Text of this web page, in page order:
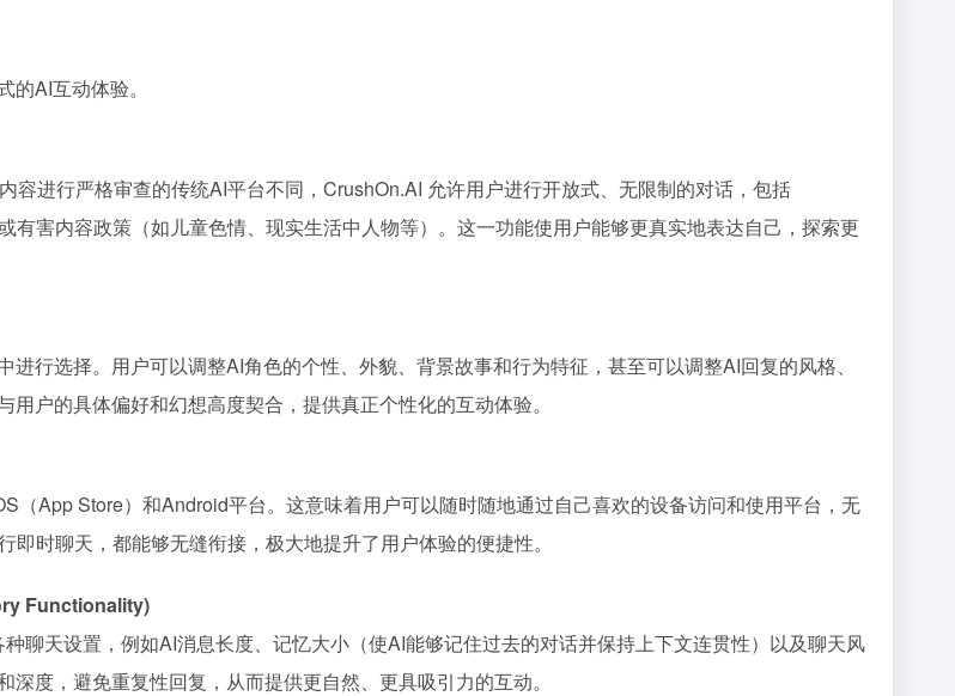
AI互动体验。
容进行严格审查的传统AI平台不同，CrushOn.AI 允许用户进行开放式、无限制的对话，包括
害内容政策（如儿童色情、现实生活中人物等）。这一功能使用户能够更真实地表达自己，探索更
行选择。用户可以调整AI角色的个性、外貌、背景故事和行为特征，甚至可以调整AI回复的风格、
户的具体偏好和幻想高度契合，提供真正个性化的互动体验。
（App Store）和Android平台。这意味着用户可以随时随地通过自己喜欢的设备访问和使用平台，无
时聊天，都能够无缝衔接，极大地提升了用户体验的便捷性。
Functionality)
聊天设置，例如AI消息长度、记忆大小（使AI能够记住过去的对话并保持上下文连贯性）以及聊天风
度，避免重复性回复，从而提供更自然、更具吸引力的互动。